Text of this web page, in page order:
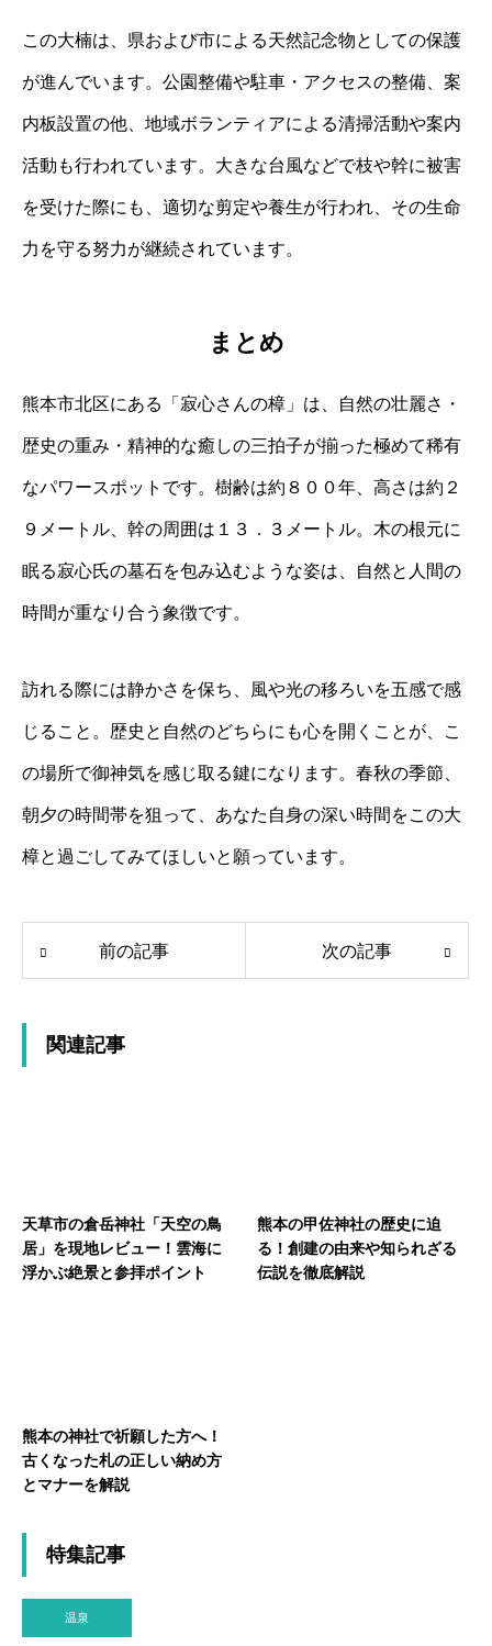
この大楠は、県および市による天然記念物としての保護
が進んでいます。公園整備や駐車・アクセスの整備、案
内板設置の他、地域ボランティアによる清掃活動や案内
活動も行われています。大きな台風などで枝や幹に被害
を受けた際にも、適切な剪定や養生が行われ、その生命
力を守る努力が継続されています。
まとめ
熊本市北区にある「寂心さんの樟」は、自然の壮麗さ・
歴史の重み・精神的な癒しの三拍子が揃った極めて稀有
なパワースポットです。樹齢は約８００年、高さは約２
９メートル、幹の周囲は１３．３メートル。木の根元に
眠る寂心氏の墓石を包み込むような姿は、自然と人間の
時間が重なり合う象徴です。
訪れる際には静かさを保ち、風や光の移ろいを五感で感
じること。歴史と自然のどちらにも心を開くことが、こ
の場所で御神気を感じ取る鍵になります。春秋の季節、
朝夕の時間帯を狙って、あなた自身の深い時間をこの大
樟と過ごしてみてほしいと願っています。
前の記事 次の記事
関連記事
天草市の倉岳神社「天空の鳥
居」を現地レビュー！雲海に
浮かぶ絶景と参拝ポイント
熊本の甲佐神社の歴史に迫
る！創建の由来や知られざる
伝説を徹底解説
熊本の神社で祈願した方へ！
古くなった札の正しい納め方
とマナーを解説
特集記事
温泉